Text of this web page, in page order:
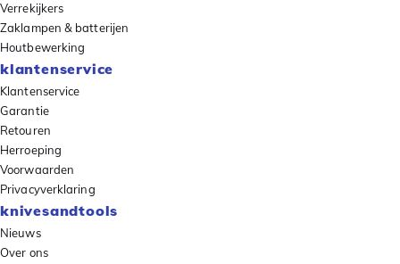
Verrekijkers
Zaklampen & batterijen
Houtbewerking
klantenservice
Klantenservice
Garantie
Retouren
Herroeping
Voorwaarden
Privacyverklaring
knivesandtools
Nieuws
Over ons